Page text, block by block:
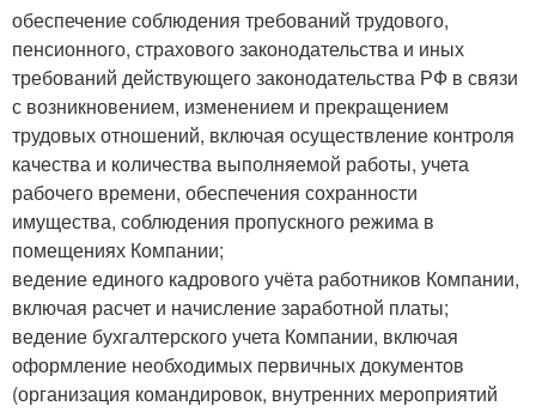
обеспечение соблюдения требований трудового,
пенсионного, страхового законодательства и иных
требований действующего законодательства РФ в связи
с возникновением, изменением и прекращением
трудовых отношений, включая осуществление контроля
качества и количества выполняемой работы, учета
рабочего времени, обеспечения сохранности
имущества, соблюдения пропускного режима в
помещениях Компании;
ведение единого кадрового учёта работников Компании,
включая расчет и начисление заработной платы;
ведение бухгалтерского учета Компании, включая
оформление необходимых первичных документов
(организация командировок, внутренних мероприятий